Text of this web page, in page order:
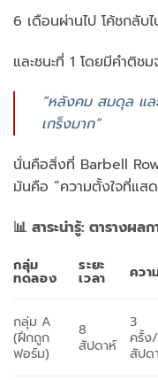
6 เดือนผ่านไป โค้ชกลับ
และชนะที่ 1 โดยมีคำติชม
“หลังคม สมดุล แล
เกร็งมาก”
นั่นคือสิ่งที่ Barbell
มันคือ “ความตั้งใจที่แส
📊 สาระน่ารู้: ตารางผ
กลุ่ม
ทดลอง
ระยะ
เวลา ควา
กลุ่ม A
(ฝึกถูก
ฟอร์ม)
8
สัปดาห์
3
ครั้ง/
สัปด